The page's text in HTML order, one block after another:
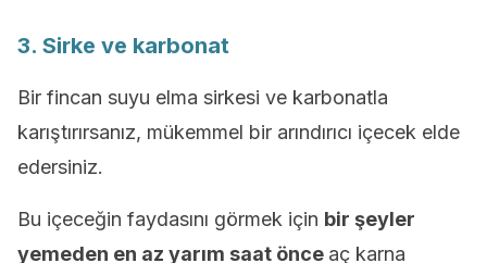
3. Sirke ve karbonat
Bir fincan suyu elma sirkesi ve karbonatla
karıştırırsanız, mükemmel bir arındırıcı içecek elde
edersiniz.
Bu içeceğin faydasını görmek için bir şeyler
yemeden en az yarım saat önce aç karna